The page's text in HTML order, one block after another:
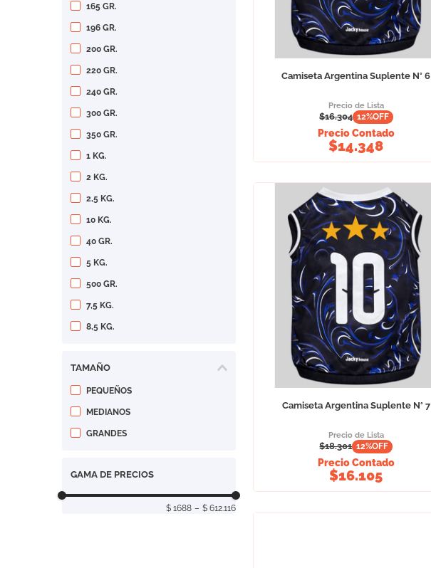
165 GR.
196 GR.
200 GR.
220 GR.
240 GR.
300 GR.
350 GR.
1 KG.
2 KG.
2,5 KG.
10 KG.
40 GR.
5 KG.
500 GR.
7,5 KG.
8,5 KG.
TAMAÑO
PEQUEÑOS
MEDIANOS
GRANDES
GAMA DE PRECIOS
$ 1688 – $ 612.116
Camiseta Argentina Suplente N° 6
Precio de Lista
$16.304 12%OFF
Precio Contado
$14.348
Camiseta Argentina Suplente N° 7
Precio de Lista
$18.301 12%OFF
Precio Contado
$16.105